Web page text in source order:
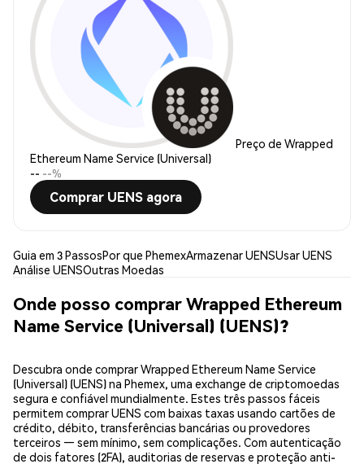
Preço de Wrapped
Ethereum Name Service (Universal)
-- --%
Comprar UENS agora
Guia em 3 PassosPor que PhemexArmazenar UENSUsar UENS
Análise UENSOutras Moedas
Onde posso comprar Wrapped Ethereum
Name Service (Universal) (UENS)?
Descubra onde comprar Wrapped Ethereum Name Service
(Universal) (UENS) na Phemex, uma exchange de criptomoedas
segura e confiável mundialmente. Estes três passos fáceis
permitem comprar UENS com baixas taxas usando cartões de
crédito, débito, transferências bancárias ou provedores
terceiros — sem mínimo, sem complicações. Com autenticação
de dois fatores (2FA), auditorias de reservas e proteção anti-